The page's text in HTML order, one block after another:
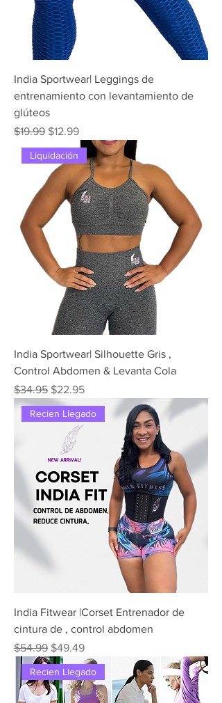
India Sportwear| Leggings de
entrenamiento con levantamiento de
glúteos
Precio
$19.99 Precio de oferta
$12.99
Liquidación
India Sportwear| Silhouette Gris ,
Control Abdomen & Levanta Cola
Precio
$34.95 Precio de oferta
$22.95
Recien Llegado
India Fitwear |Corset Entrenador de
cintura de , control abdomen
Precio
$54.99 Precio de oferta
$49.49
Recien Llegado